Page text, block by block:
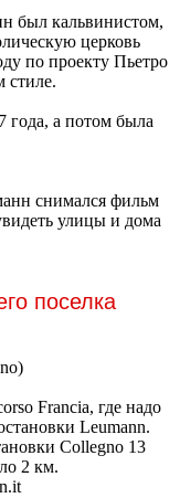
был кальвинистом,
церковь
по проекту Пьетро
стиле.
года, а потом была
снимался фильм
улицы и дома
поселка
Francia, где надо
Leumann.
Collegno 13
2 км.